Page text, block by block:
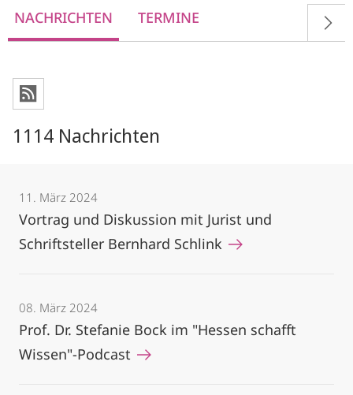
NACHRICHTEN TERMINE
1114 Nachrichten
11. März 2024
Vortrag und Diskussion mit Jurist und
Schriftsteller Bernhard Schlink
08. März 2024
Prof. Dr. Stefanie Bock im "Hessen schafft
Wissen"-Podcast